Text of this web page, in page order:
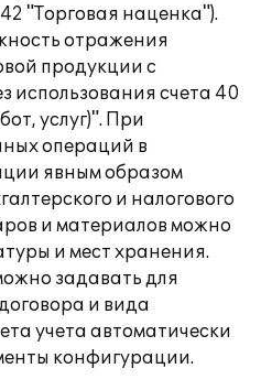
"Торговая наценка").
отражения
продукции с
использования счета 40
услуг)". При
операций в
явным образом
и налогового
и материалов можно
и мест хранения.
задавать для
и вида
учета автоматически
конфигурации.